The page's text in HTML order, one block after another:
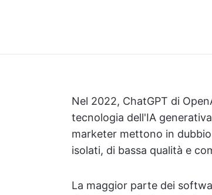
Nel 2022, ChatGPT di
tecnologia dell'IA
marketer mettono in
isolati, di bassa qualità e
La maggior parte dei